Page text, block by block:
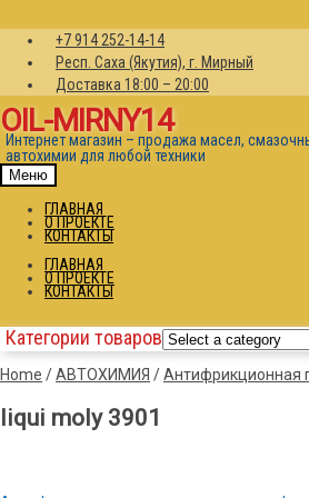
+7 914 252-14-14
Респ. Саха (Якутия), г. Мирный
Доставка 18:00 – 20:00
OIL-MIRNY14
Интернет магазин – продажа масел,
автохимии для любой техники
Меню
ГЛАВНАЯ
О ПРОЕКТЕ
КОНТАКТЫ
ГЛАВНАЯ
О ПРОЕКТЕ
КОНТАКТЫ
Категории товаров
Home /АВТОХИМИЯ /Антифрикционная
liqui moly 3901